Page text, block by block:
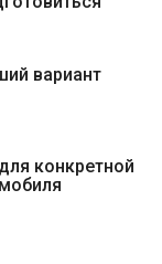
вариант
конкретной